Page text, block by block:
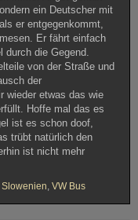
ein Deutscher mit
er entgegenkommt,
Er fährt einfach
durch die Gegend.
von der Straße und
der
wieder etwas das wie
Hoffe mal das es
ist es schon doof,
trübt natürlich den
ist nicht mehr
Slowenien, VW Bus